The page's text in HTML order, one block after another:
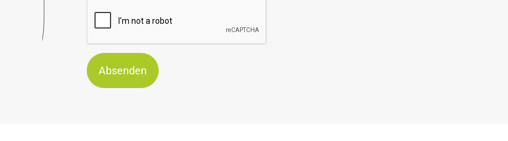
Absenden